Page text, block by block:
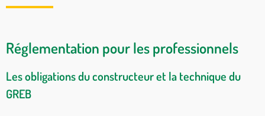
Réglementation pour les professionnels
Les obligations du constructeur et la technique du
GREB